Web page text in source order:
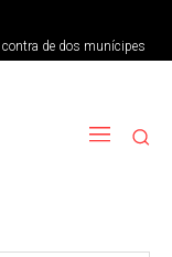
contra de dos munícipes